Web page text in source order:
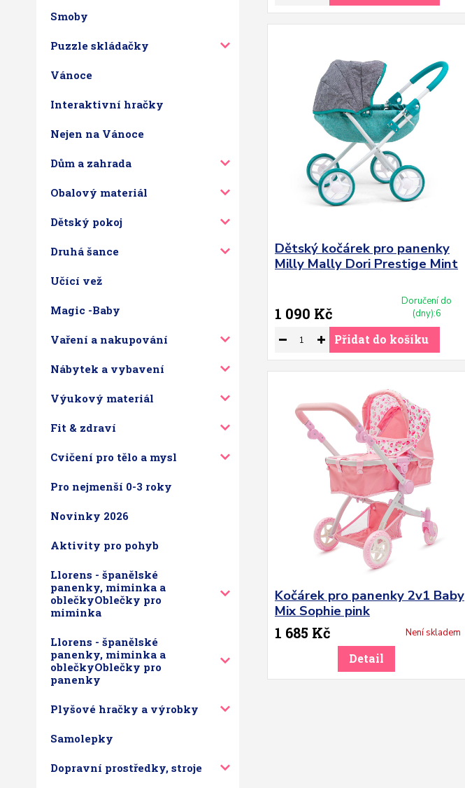
Smoby
Puzzle skládačky
Vánoce
Interaktivní hračky
Nejen na Vánoce
Dům a zahrada
Obalový materiál
Dětský pokoj
Druhá šance
Učící vež
Magic -Baby
Vaření a nakupování
Nábytek a vybavení
Výukový materiál
Fit & zdraví
Cvičení pro tělo a mysl
Pro nejmenší 0-3 roky
Novinky 2026
Aktivity pro pohyb
Llorens - španělské
panenky, miminka a
oblečkyOblečky pro
miminka
Llorens - španělské
panenky, miminka a
oblečkyOblečky pro
panenky
Plyšové hračky a výrobky
Samolepky
Dopravní prostředky, stroje
Dětský kočárek pro panenky
Milly Mally Dori Prestige Mint
1 090 Kč
Doručení do
(dny):6
Přidat do košíku
Kočárek pro panenky 2v1 Baby
Mix Sophie pink
1 685 Kč
Není skladem
Detail